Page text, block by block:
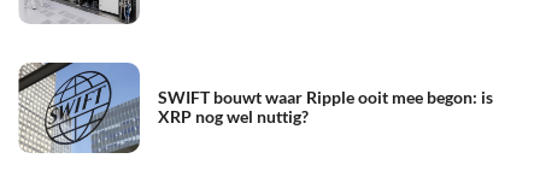
SWIFT bouwt waar Ripple ooit mee begon: is
XRP nog wel nuttig?